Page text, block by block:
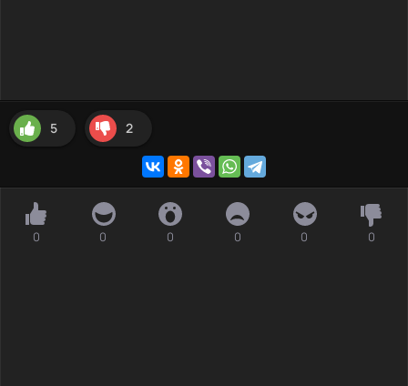
5 2
0 0 0 0 0 0